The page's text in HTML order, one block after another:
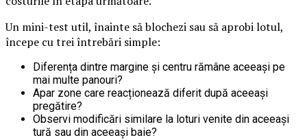
Un mini-test util, înainte să blochezi sau să aprobi lotul,
începe cu trei întrebări simple:
Diferența dintre margine și centru rămâne aceeași pe
mai multe panouri?
Apar zone care reacționează diferit după aceeași
pregătire?
Observi modificări similare la loturi venite din aceeași
tură sau din aceeași baie?